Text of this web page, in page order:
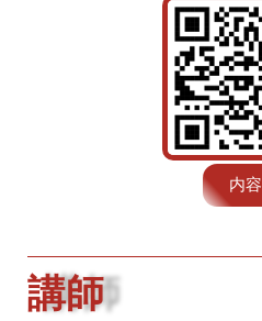
内容
講師